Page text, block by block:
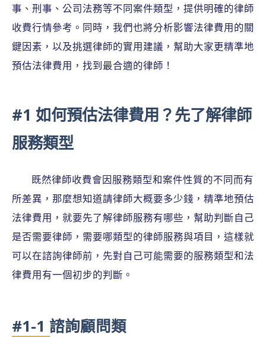
事、刑事、公司法務等不同案件類型，提供明確的律師
收費行情參考。同時，我們也將分析影響法律費用的關
鍵因素，以及挑選律師的實用建議，幫助大家更精準地
預估法律費用，找到最合適的律師！
#1 如何預估法律費用？先了解律師
服務類型
既然律師收費會因服務類型和案件性質的不同而有
所差異，那麼想知道請律師大概要多少錢，精準地預估
法律費用，就要先了解律師服務有哪些，幫助判斷自己
是否需要律師，需要哪類型的律師服務與項目，這樣就
可以在諮詢律師前，先對自己可能需要的服務類型和法
律費用有一個初步的判斷。
#1-1 諮詢顧問類